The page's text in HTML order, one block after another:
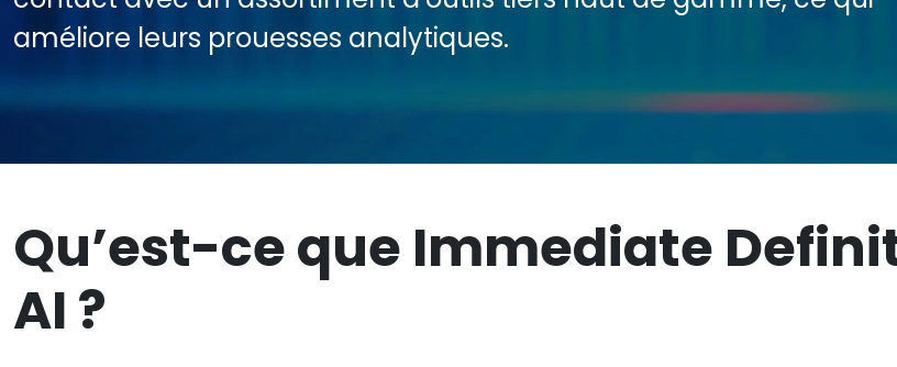
améliore leurs prouesses analytiques.
Qu’est-ce que Immediate
AI ?